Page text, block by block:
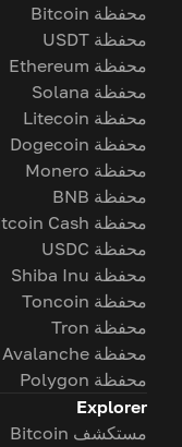
محفظة Bitcoin
محفظة USDT
محفظة Ethereum
محفظة Solana
محفظة Litecoin
محفظة Dogecoin
محفظة Monero
محفظة BNB
محفظة Bitcoin Cash
محفظة USDC
محفظة Shiba Inu
محفظة Toncoin
محفظة Tron
محفظة Avalanche
محفظة Polygon
Explorer
مستكشف Bitcoin